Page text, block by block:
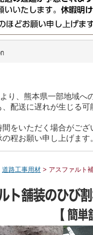
り、熊本県一部地域へ
配送に遅れが生じる可
をいただく場合がござ
程お願い申し上げます
道路工事用材 > アスファルト